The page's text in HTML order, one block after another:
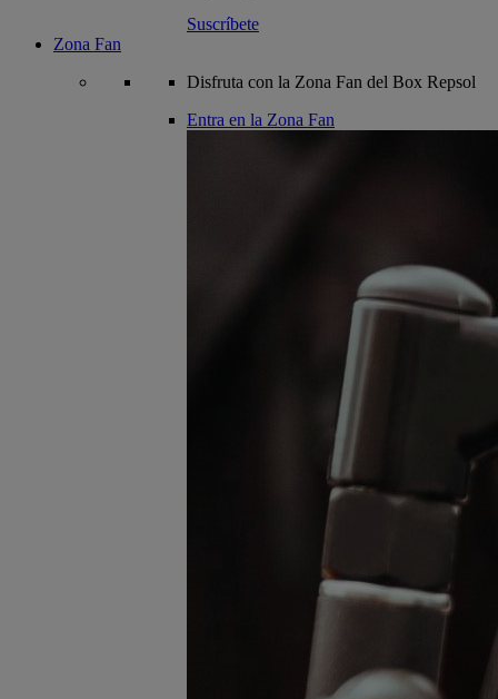
Suscríbete
Zona Fan
Disfruta con la Zona Fan del Box Repsol
Entra en la Zona Fan